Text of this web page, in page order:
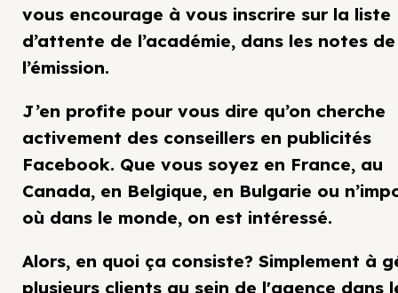
vous encourage à vous inscrire sur la liste
d’attente de l’académie, dans les notes de
l’émission.
J’en profite pour vous dire qu’on cherche
activement des conseillers en publicités
Facebook. Que vous soyez en France, au
Canada, en Belgique, en Bulgarie ou
où dans le monde, on est intéressé.
Alors, en quoi ça consiste? Simplement à
plusieurs clients au sein de l'agence dans